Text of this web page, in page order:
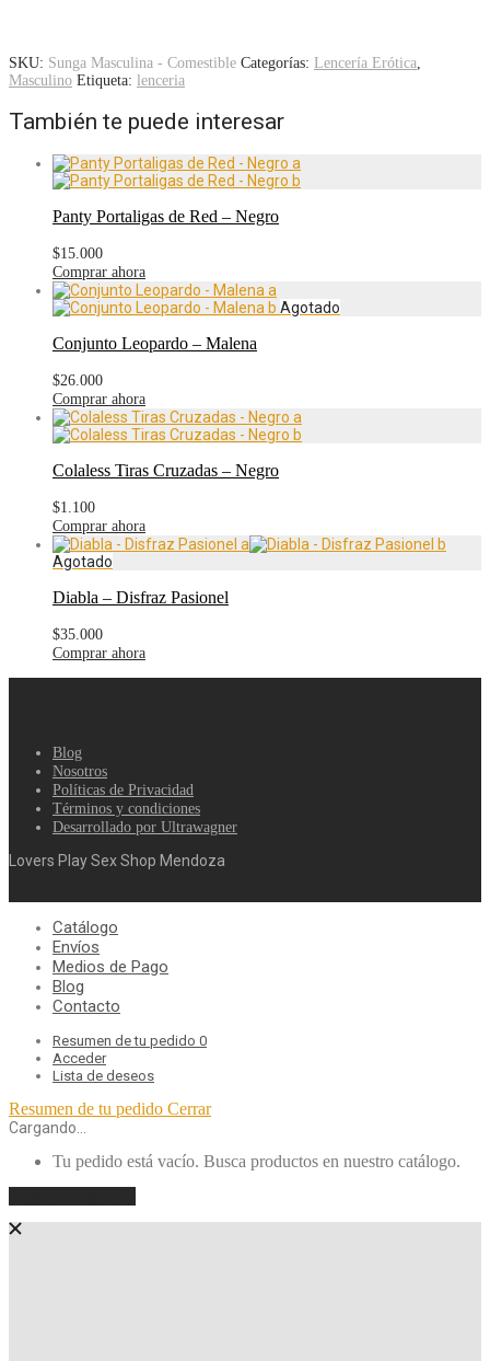
SKU: Sunga Masculina - Comestible Categorías: Lencería Erótica
Masculino Etiqueta: lenceria
También te puede interesar
Panty Portaligas de Red – Negro
$15.000
Comprar ahora
Conjunto Leopardo – Malena
$26.000
Comprar ahora
Colaless Tiras Cruzadas – Negro
$1.100
Comprar ahora
Diabla – Disfraz Pasionel
$35.000
Comprar ahora
Blog
Nosotros
Políticas de Privacidad
Términos y condiciones
Desarrollado por Ultrawagner
Lovers Play Sex Shop Mendoza
Catálogo
Envíos
Medios de Pago
Blog
Contacto
Resumen de tu pedido 0
Acceder
Lista de deseos
Resumen de tu pedido Cerrar
Cargando…
Tu pedido está vacío. Busca productos en nuestro catálogo.